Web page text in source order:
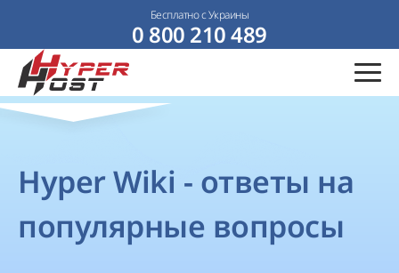
Бесплатно с Украины
0 800 210 489
Hyper Wiki - ответы на
популярные вопросы